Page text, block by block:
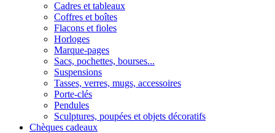
Cadres et tableaux
Coffres et boîtes
Flacons et fioles
Horloges
Marque-pages
Sacs, pochettes, bourses...
Suspensions
Tasses, verres, mugs, accessoires
Porte-clés
Pendules
Sculptures, poupées et objets décoratifs
Chèques cadeaux